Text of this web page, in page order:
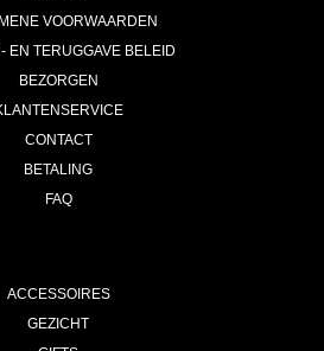
VOORWAARDEN
EN TERUGGAVE BELEID
BEZORGEN
CONTACT
BETALING
FAQ
ACCESSOIRES
GEZICHT